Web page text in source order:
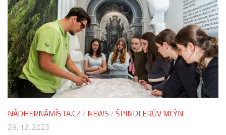
NÁDHERNÁMÍSTA.CZ / NEWS /ŠPINDLERŮV MLÝN
29. 12. 2025